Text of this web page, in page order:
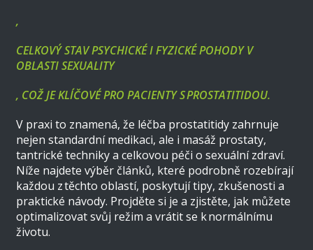
,
CELKOVÝ STAV PSYCHICKÉ I FYZICKÉ POHODY V
OBLASTI SEXUALITY
, COŽ JE KLÍČOVÉ PRO PACIENTY S PROSTATITIDOU.
V praxi to znamená, že léčba prostatitidy zahrnuje
nejen standardní medikaci, ale i masáž prostaty,
tantrické techniky a celkovou péči o sexuální zdraví.
Níže najdete výběr článků, které podrobně rozebírají
každou z těchto oblastí, poskytují tipy, zkušenosti a
praktické návody. Projděte si je a zjistěte, jak můžete
optimalizovat svůj režim a vrátit se k normálnímu
životu.